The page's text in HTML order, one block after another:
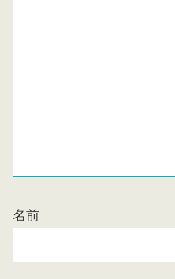
名前